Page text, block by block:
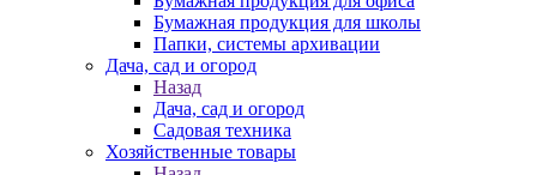
Бумажная продукция для школы
Папки, системы архивации
Дача, сад и огород
Назад
Дача, сад и огород
Садовая техника
Хозяйственные товары